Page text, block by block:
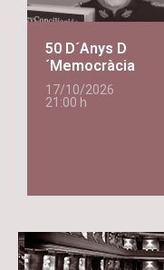
50 D´Anys D
´Memocràcia
17/10/2026
21:00 h